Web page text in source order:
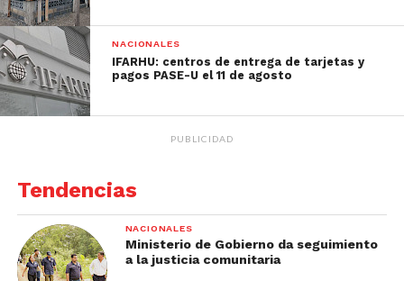
NACIONALES
IFARHU: centros de entrega de tarjetas y
pagos PASE-U el 11 de agosto
PUBLICIDAD
Tendencias
NACIONALES
Ministerio de Gobierno da seguimiento
a la justicia comunitaria